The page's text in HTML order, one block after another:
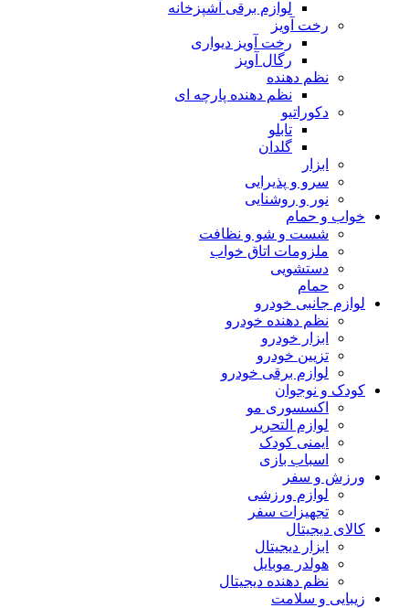
لوازم برقی آشپزخانه
رخت آویز
رخت آویز دیواری
رگال آویز
نظم دهنده
نظم دهنده پارچه ای
دکوراتیو
تابلو
گلدان
ابزار
سرو و پذیرایی
نور و روشنایی
خواب و حمام
شست و شو و نظافت
ملزومات اتاق خواب
دستشویی
حمام
لوازم جانبی خودرو
نظم دهنده خودرو
ابزار خودرو
تزیین خودرو
لوازم برقی خودرو
کودک و نوجوان
اکسسوری مو
لوازم التحریر
ایمنی کودک
اسباب بازی
ورزش و سفر
لوازم ورزشی
تجهیزات سفر
کالای دیجیتال
ابزار دیجیتال
هولدر موبایل
نظم دهنده دیجیتال
زیبایی و سلامت